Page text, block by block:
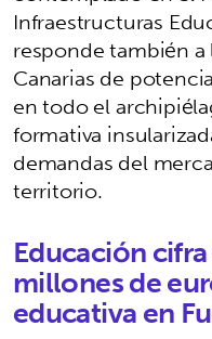
Infraestructuras
responde también
Canarias de
en todo el
formativa
demandas del
territorio.
Educación
millones de
educativa en